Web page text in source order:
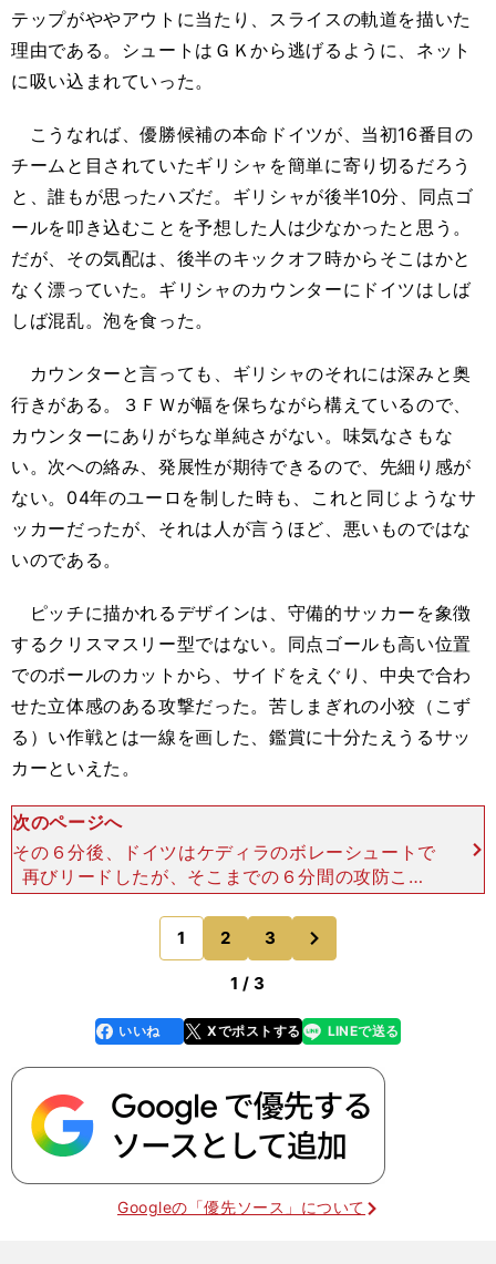
テップがややアウトに当たり、スライスの軌道を描いた
理由である。シュートはＧＫから逃げるように、ネット
に吸い込まれていった。
こうなれば、優勝候補の本命ドイツが、当初16番目の
チームと目されていたギリシャを簡単に寄り切るだろう
と、誰もが思ったハズだ。ギリシャが後半10分、同点ゴ
ールを叩き込むことを予想した人は少なかったと思う。
だが、その気配は、後半のキックオフ時からそこはかと
なく漂っていた。ギリシャのカウンターにドイツはしば
しば混乱。泡を食った。
カウンターと言っても、ギリシャのそれには深みと奥
行きがある。３ＦＷが幅を保ちながら構えているので、
カウンターにありがちな単純さがない。味気なさもな
い。次への絡み、発展性が期待できるので、先細り感が
ない。04年のユーロを制した時も、これと同じようなサ
ッカーだったが、それは人が言うほど、悪いものではな
いのである。
ピッチに描かれるデザインは、守備的サッカーを象徴
するクリスマスリー型ではない。同点ゴールも高い位置
でのボールのカットから、サイドをえぐり、中央で合わ
せた立体感のある攻撃だった。苦しまぎれの小狡（こず
る）い作戦とは一線を画した、鑑賞に十分たえうるサッ
カーといえた。
次のページへ
その６分後、ドイツはケディラのボレーシュートで
再びリードしたが、そこまでの６分間の攻防こそ
が、この試合のハイライトだった。ギリシャは先制
ゴー ルを奪われても、少しも焦る様子はなかった
が、ふたたびリード
1 2 3
1 / 3
faceboo
k
いいね Xでポストする
line LINEで送る
Googleの「優先ソース」について